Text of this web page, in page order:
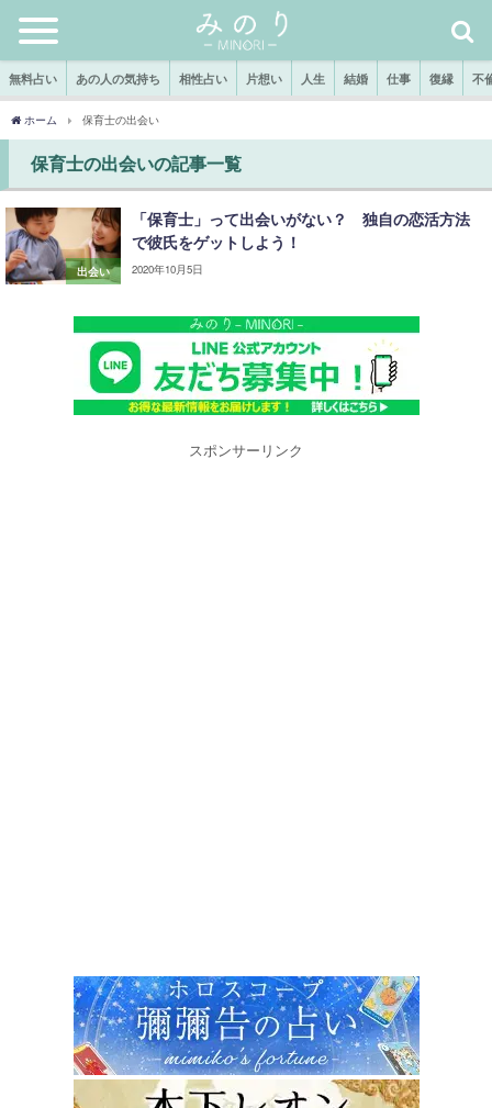
無料占い あの人の気持ち 相性占い 片想い 人生 結婚 仕事 復縁 不
ホーム 保育士の出会い
保育士の出会いの記事一覧
出会い
「保育士」って出会いがない？ 独自の恋活方法
で彼氏をゲットしよう！
2020年10月5日
スポンサーリンク